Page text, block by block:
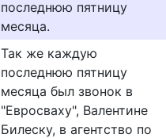
последнюю пятницу
месяца.
Так же каждую
последнюю пятницу
месяца был звонок в
"Евросваху", Валентине
Билеску, в агентство по